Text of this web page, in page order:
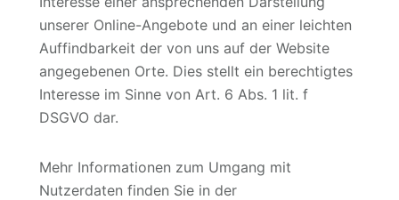
unserer Online-Angebote und an einer leichten
Auffindbarkeit der von uns auf der Website
angegebenen Orte. Dies stellt ein berechtigtes
Interesse im Sinne von Art. 6 Abs. 1 lit. f
DSGVO dar.
Mehr Informationen zum Umgang mit
Nutzerdaten finden Sie in der